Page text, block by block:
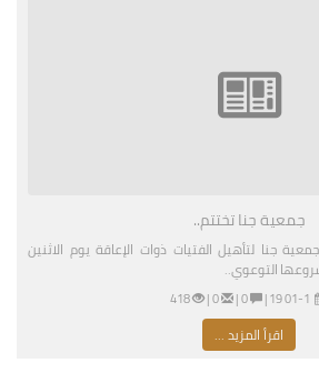
جمعية جنا تختتم..
جنا لتأهيل الفتيات ذوات الإعاقة يوم الاثنين
03:19 مساءً |
0 |
0 |
418
اقرأ المزيد ...